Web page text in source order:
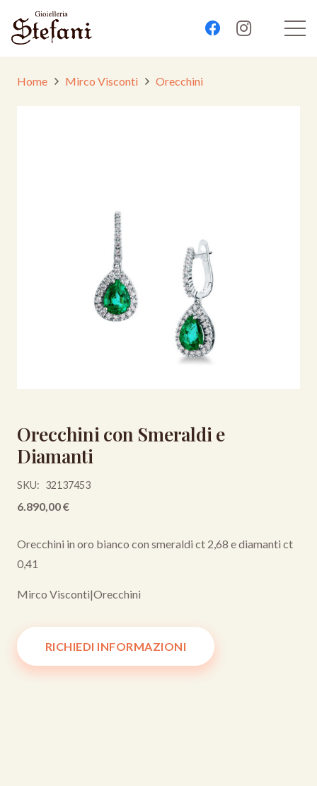
Home Mirco Visconti Orecchini
Orecchini con Smeraldi e
Diamanti
SKU: 32137453
6.890,00€
Orecchini in oro bianco con smeraldi ct 2,68 e diamanti ct
0,41
Mirco Visconti|Orecchini
RICHIEDI INFORMAZIONI